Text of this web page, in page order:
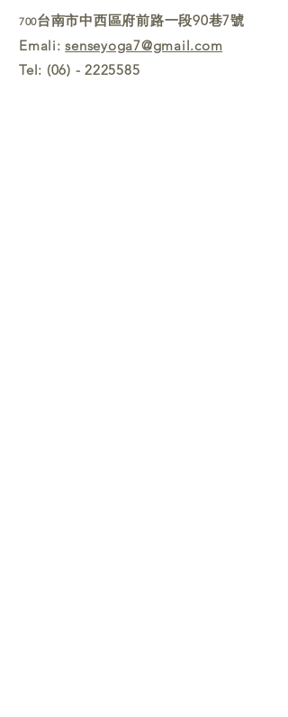
700台南市中西區府前路一段90巷7號
Emali:senseyoga7@gmail.com
Tel: (06) - 2225585